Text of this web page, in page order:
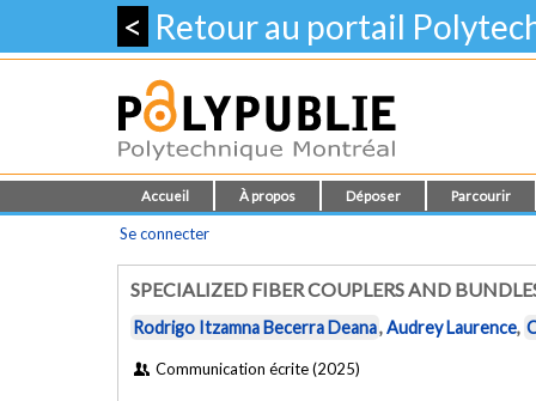
< Retour au portail
Accueil À propos Déposer Parcourir
Se connecter
SPECIALIZED FIBER COUPLERS AND
Rodrigo Itzamna Becerra Deana,Audrey Laurence,
Communication écrite (2025)